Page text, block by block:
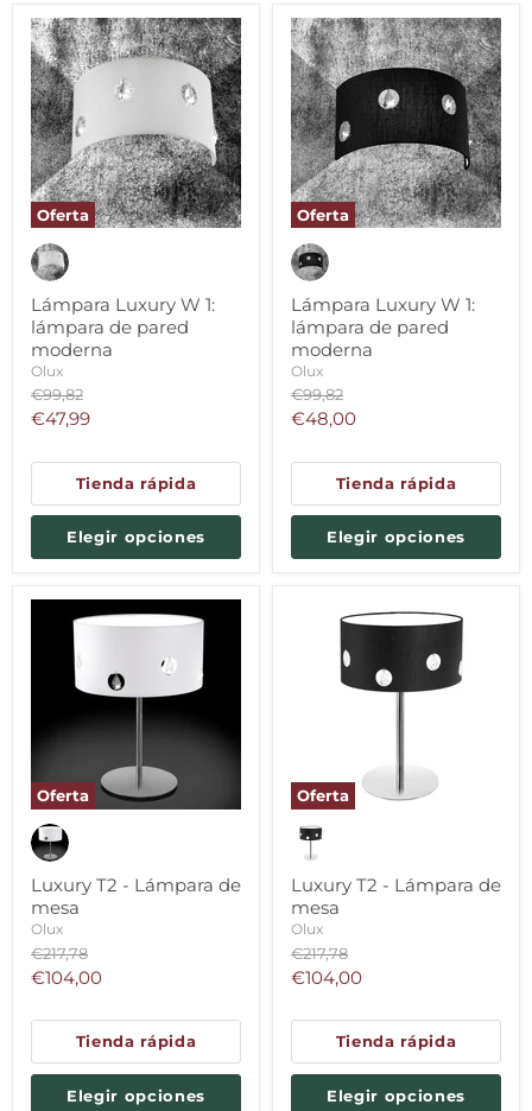
Oferta
Lámpara Luxury W 1:
lámpara de pared
moderna
Olux
Precio
original
€99,82
Precio
€47,99
Tienda rápida
Elegir opciones
Oferta
Lámpara Luxury W 1:
lámpara de pared
moderna
Olux
Precio
original
€99,82
Precio
€48,00
Tienda rápida
Elegir opciones
Oferta
Luxury T2 - Lámpara de
mesa
Olux
Precio
original
€217,78
Precio
€104,00
Tienda rápida
Elegir opciones
Oferta
Luxury T2 - Lámpara de
mesa
Olux
Precio
original
€217,78
Precio
€104,00
Tienda rápida
Elegir opciones